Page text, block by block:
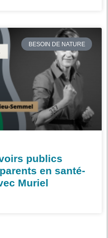
BESOIN DE NATURE
publics
en santé-
Muriel